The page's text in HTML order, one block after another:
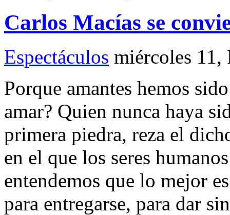
Carlos Macías se
Espectáculos miércoles 11,
Porque amantes hemos
amar? Quien nunca haya
primera piedra, reza el
en el que los seres
entendemos que lo mejor
para entregarse, para dar